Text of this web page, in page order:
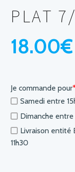
PLAT
18.00€
Je commande pour
Samedi entre
Dimanche entre
Livraison entité
11h30